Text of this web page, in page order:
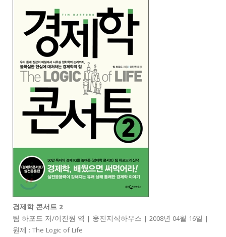
경제학 콘서트 2
팀 하포드 저/이진원 역 | 웅진지식하우스 | 2008년 04월 16일 |
원제 : The Logic of Life